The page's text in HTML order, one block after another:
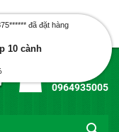
Hoa Xanh
0964935005
đã đặt hàng
10 cành